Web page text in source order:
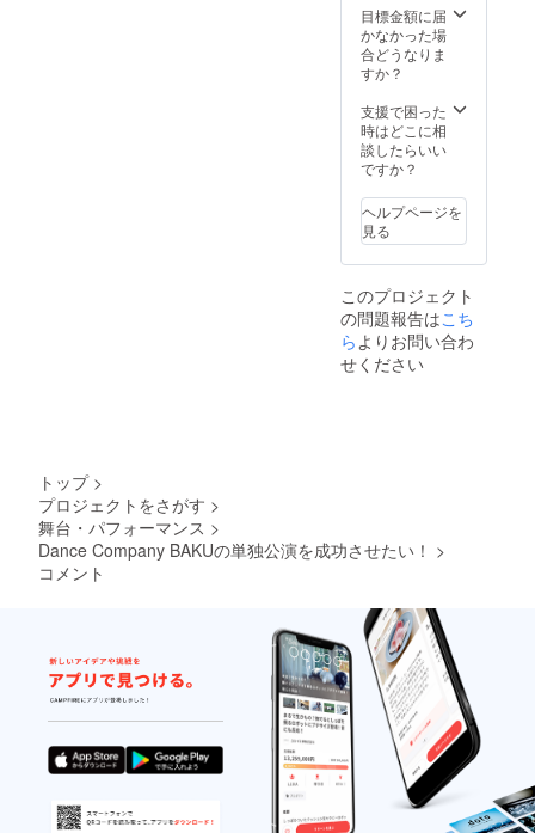
い。
はSNS
等での
掲載の
す。ご
了承く
ださ
い。
目標金額に届
かなかった場
合どうなりま
すか？
支援で困った
時はどこに相
談したらいい
ですか？
ヘルプページを
見る
このプロジェクト
の問題報告はこち
らよりお問い合わ
せください
トップ >
プロジェクトをさがす >
舞台・パフォーマンス >
Dance Company BAKUの単独公演を成功させたい！ >
コメント